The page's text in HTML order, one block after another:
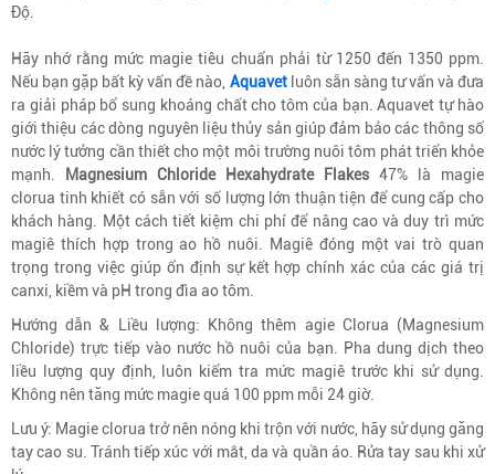
Độ.
Hãy nhớ rằng mức magie tiêu chuẩn phải từ 1250 đến 1350 ppm.
Nếu bạn gặp bất kỳ vấn đề nào, Aquavetluôn sẵn sàng tư vấn và đưa
ra giải pháp bổ sung khoáng chất cho tôm của bạn. Aquavet tự hào
giới thiệu các dòng nguyên liệu thủy sản giúp đảm bảo các thông số
nước lý tưởng cần thiết cho một môi trường nuôi tôm phát triển khỏe
mạnh. Magnesium Chloride Hexahydrate Flakes 47% là magie
clorua tinh khiết có sẵn với số lượng lớn thuận tiện để cung cấp cho
khách hàng. Một cách tiết kiệm chi phí để nâng cao và duy trì mức
magiê thích hợp trong ao hồ nuôi. Magiê đóng một vai trò quan
trọng trong việc giúp ổn định sự kết hợp chính xác của các giá trị
canxi, kiềm và pH trong đìa ao tôm.
Hướng dẫn & Liều lượng: Không thêm agie Clorua (Magnesium
Chloride) trực tiếp vào nước hồ nuôi của bạn. Pha dung dịch theo
liều lượng quy định, luôn kiểm tra mức magiê trước khi sử dụng.
Không nên tăng mức magie quá 100 ppm mỗi 24 giờ.
Lưu ý: Magie clorua trở nên nóng khi trộn với nước, hãy sử dụng găng
tay cao su. Tránh tiếp xúc với mắt, da và quần áo. Rửa tay sau khi xử